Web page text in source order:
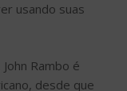
usando suas
John Rambo é
desde que